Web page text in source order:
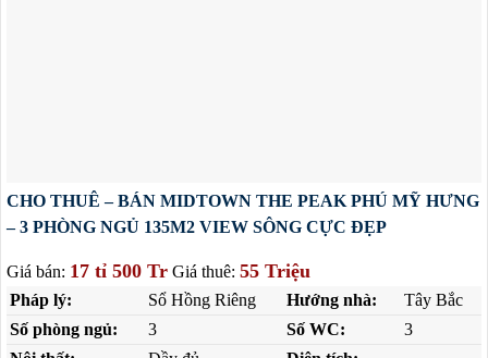
CHO THUÊ – BÁN MIDTOWN THE PEAK PHÚ MỸ HƯNG
– 3 PHÒNG NGỦ 135M2 VIEW SÔNG CỰC ĐẸP
Giá bán: 17 tỉ 500 Tr Giá thuê: 55 Triệu
Pháp lý: Sổ Hồng Riêng Hướng nhà:
Tây Bắc
Số phòng ngủ:
3 Số WC:
3